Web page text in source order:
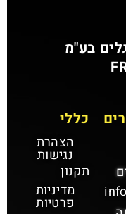
בע"מ
כללי
הצהרת
נגישות
תקנון
מדיניות
פרטיות